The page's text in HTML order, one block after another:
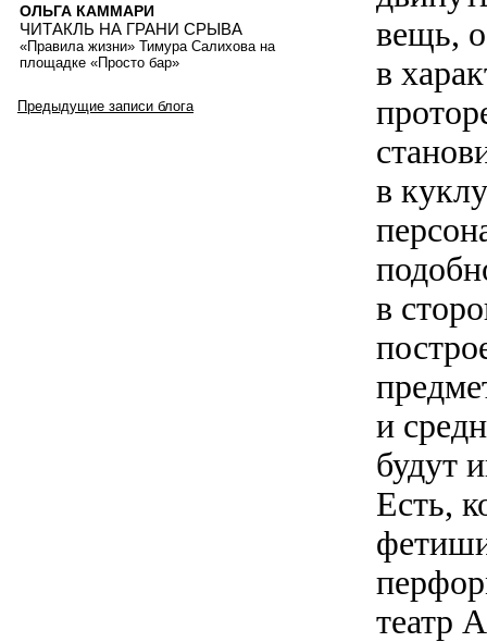
вещь,
в
в
в
и
будут
Есть,
театр
ОЛЬГА КАММАРИ
ЧИТАКЛЬ НА ГРАНИ СРЫВА
«Правила жизни» Тимура Салихова на
площадке «Просто бар»
Предыдущие записи блога